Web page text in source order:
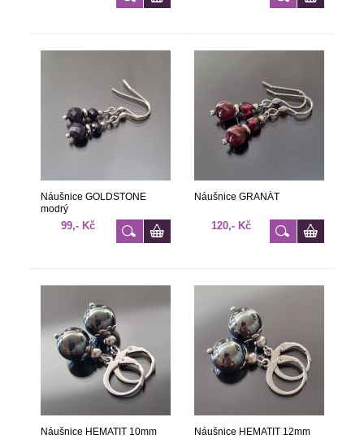
Náušnice GOLDSTONE
modrý
99,- Kč
Náušnice GRANÁT
120,- Kč
Náušnice HEMATIT 10mm Náušnice HEMATIT 12mm